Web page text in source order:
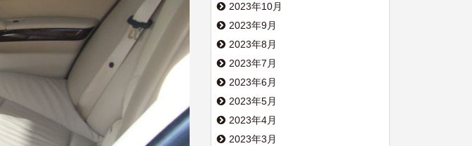
2023年10月
2023年9月
2023年8月
2023年7月
2023年6月
2023年5月
2023年4月
2023年3月